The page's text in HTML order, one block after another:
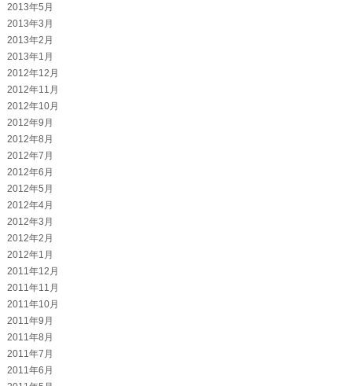
2013年5月
2013年3月
2013年2月
2013年1月
2012年12月
2012年11月
2012年10月
2012年9月
2012年8月
2012年7月
2012年6月
2012年5月
2012年4月
2012年3月
2012年2月
2012年1月
2011年12月
2011年11月
2011年10月
2011年9月
2011年8月
2011年7月
2011年6月